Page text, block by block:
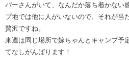
パーさんがいて、なんだか落ち着かない
プ地では他に人がいないので、それが当
贅沢ですね。
来週は同じ場所で嫁ちゃんとキャンプ予
てなしがんばります！